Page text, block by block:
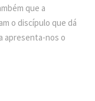
que a
o discípulo que dá
apresenta-nos o